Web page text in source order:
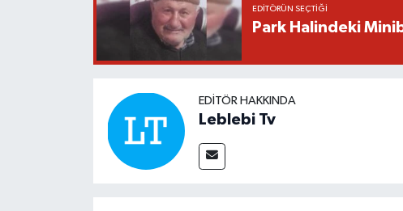
EDITÖRÜN SEÇTIĞI
Park Halindeki
EDITÖR HAKKINDA
Leblebi Tv